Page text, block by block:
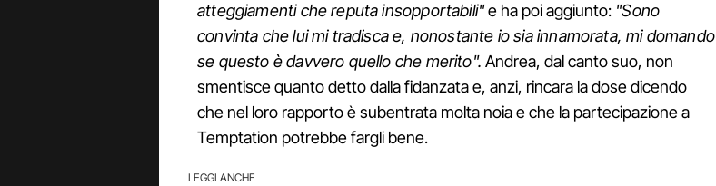
atteggiamenti che reputa insopportabili"e ha poi aggiunto: "Sono
convinta che lui mi tradisca e, nonostante io sia innamorata, mi domando
se questo è davvero quello che merito".Andrea, dal canto suo, non
smentisce quanto detto dalla fidanzata e, anzi, rincara la dose dicendo
che nel loro rapporto è subentrata molta noia e che la partecipazione a
Temptation potrebbe fargli bene.
LEGGI ANCHE